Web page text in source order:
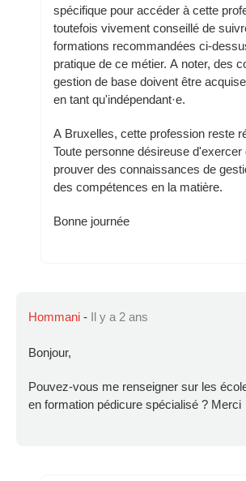
spécifique pour accéder à cette
toutefois vivement conseillé de
formations recommandées ci-
pratique de ce métier. A noter, des
gestion de base doivent être
en tant qu'indépendant·e.
A Bruxelles, cette profession reste
Toute personne désireuse d'exercer
prouver des connaissances de
des compétences en la matière.
Bonne journée
Hommani - Il y a 2 ans
Bonjour,
Pouvez-vous me renseigner sur les
en formation pédicure spécialisé ? Merci